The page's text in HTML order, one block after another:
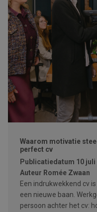
Waarom motivatie
perfect cv
Publicatiedatum 10 juli
Auteur Romée Zwaan
Een indrukwekkend cv
een nieuwe baan.
persoon achter het cv: